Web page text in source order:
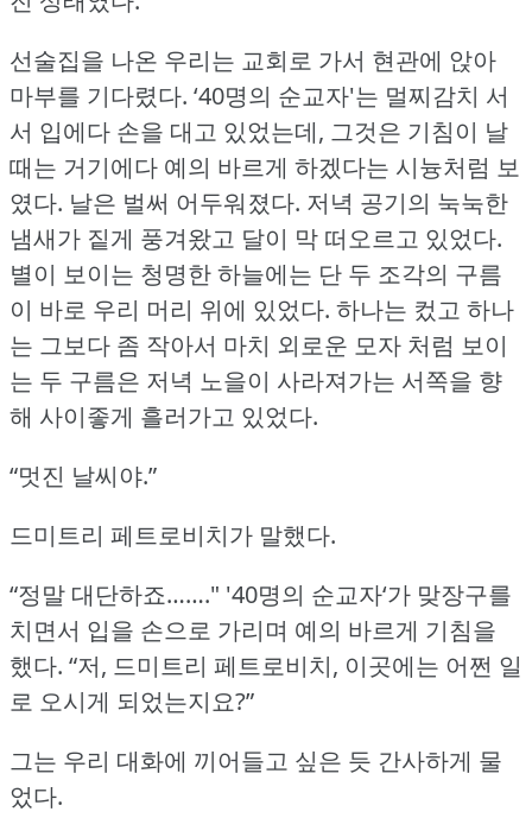
선술집을 나온 우리는 교회로 가서 현관에 앉아
마부를 기다렸다. ‘40명의 순교자'는 멀찌감치 서
서 입에다 손을 대고 있었는데, 그것은 기침이 날
때는 거기에다 예의 바르게 하겠다는 시늉처럼 보
였다. 날은 벌써 어두워졌다. 저녁 공기의 눅눅한
냄새가 짙게 풍겨왔고 달이 막 떠오르고 있었다.
별이 보이는 청명한 하늘에는 단 두 조각의 구름
이 바로 우리 머리 위에 있었다. 하나는 컸고 하나
는 그보다 좀 작아서 마치 외로운 모자 처럼 보이
는 두 구름은 저녁 노을이 사라져가는 서쪽을 향
해 사이좋게 흘러가고 있었다.
“멋진 날씨야.”
드미트리 페트로비치가 말했다.
“정말 대단하죠……." '40명의 순교자‘가 맞장구를
치면서 입을 손으로 가리며 예의 바르게 기침을
했다. “저, 드미트리 페트로비치, 이곳에는 어쩐 일
로 오시게 되었는지요?”
그는 우리 대화에 끼어들고 싶은 듯 간사하게 물
었다.